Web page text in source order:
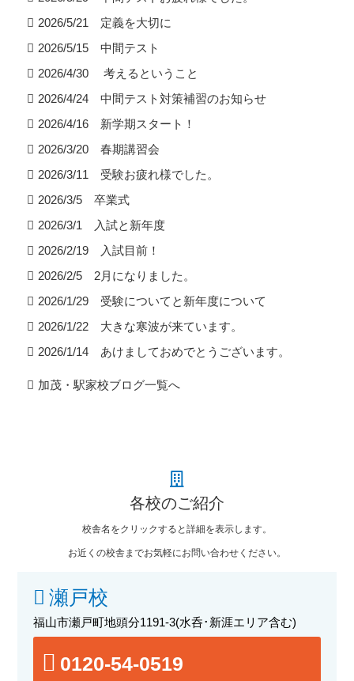
2026/5/21 定義を大切に
2026/5/15 中間テスト
2026/4/30 考えるということ
2026/4/24 中間テスト対策補習のお知らせ
2026/4/16 新学期スタート！
2026/3/20 春期講習会
2026/3/11 受験お疲れ様でした。
2026/3/5 卒業式
2026/3/1 入試と新年度
2026/2/19 入試目前！
2026/2/5 2月になりました。
2026/1/29 受験についてと新年度について
2026/1/22 大きな寒波が来ています。
2026/1/14 あけましておめでとうございます。
加茂・駅家校ブログ一覧へ
各校のご紹介
校舎名をクリックすると詳細を表示します。
お近くの校舎までお気軽にお問い合わせください。
瀬戸校
福山市瀬戸町地頭分1191-3(水呑･新涯エリア含む)
0120-54-0519